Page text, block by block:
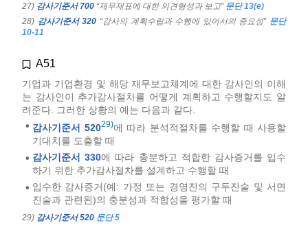
27) 감사기준서 700 “재무제표에 대한 의견형성과 보고” 문단 13(e)
28) 감사기준서 320 “감사의 계획수립과 수행에 있어서의 중요성” 문단
10-11
A51
기업과 기업환경 및 해당 재무보고체계에 대한 감사인의 이해
는 감사인이 추가감사절차를 어떻게 계획하고 수행할지도 알
려준다. 그러한 상황의 예는 다음과 같다.
• 감사기준서 52029)에 따라 분석적절차를 수행할 때 사용할
기대치를 도출할 때
• 감사기준서 330에 따라 충분하고 적합한 감사증거를 입수
하기 위한 추가감사절차를 설계하고 수행할 때
• 입수한 감사증거(예: 가정 또는 경영진의 구두진술 및 서면
진술과 관련된)의 충분성과 적합성을 평가할 때
29) 감사기준서 520 문단 5